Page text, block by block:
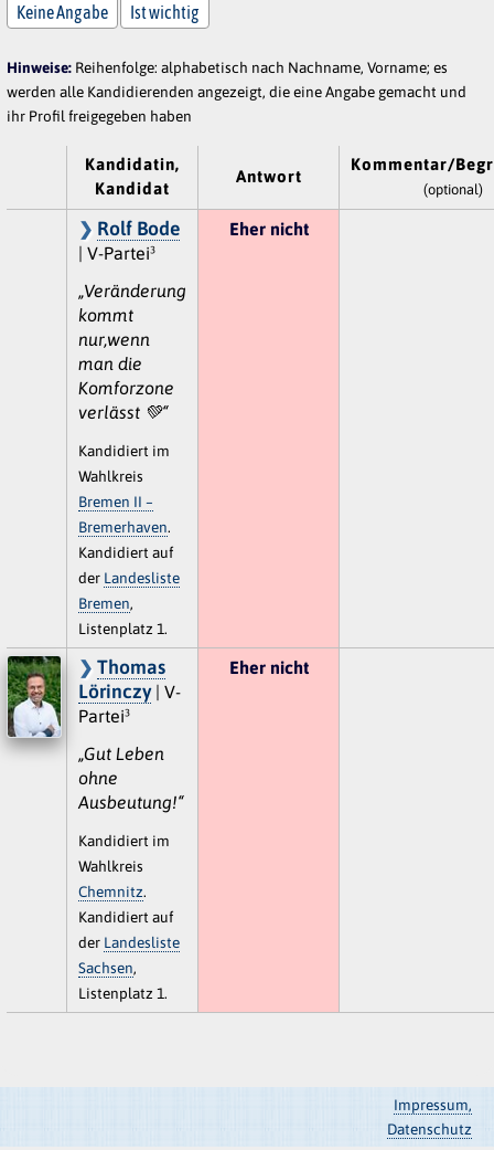
Keine Angabe Ist wichtig
Hinweise: Reihenfolge: alphabetisch nach Nachname, Vorname; es
werden alle Kandidierenden angezeigt, die eine Angabe gemacht und
ihr Profil freigegeben haben
Kandidatin,
Kandidat
Antwort
Kommentar/
(optional)
Rolf Bode
| V-Partei³
„Veränderung
kommt
nur,wenn
man die
Komforzone
verlässt 💚“
Kandidiert im
Wahlkreis
Bremen II –
Bremerhaven.
Kandidiert auf
der Landesliste
Bremen,
Listenplatz 1.
Eher nicht
Thomas
Lörinczy| V-
Partei³
„Gut Leben
ohne
Ausbeutung!“
Kandidiert im
Wahlkreis
Chemnitz.
Kandidiert auf
der Landesliste
Sachsen,
Listenplatz 1.
Eher nicht
Impressum,
Datenschutz